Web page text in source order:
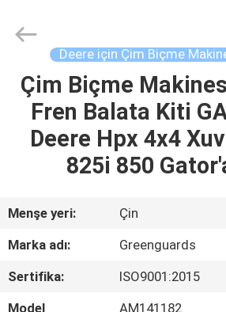
EV
ÜRÜN:%
EXCEPTION
INVALID_FETCH
Long
Trading
Rights
Reserved.
Deere için Çim Biçme
Çim Biçme
Fren Balata Kiti
Deere Hpx 4x4
825i 850
Menşe yeri:
Çin
Marka adı:
Greenguards
Sertifika:
ISO9001:2015
Model
AM141182